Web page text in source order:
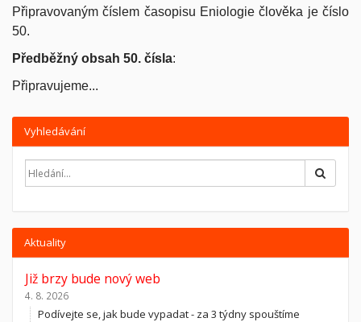
Připravovaným číslem časopisu Eniologie člověka je číslo
50.
Předběžný obsah 50. čísla:
Připravujeme...
Vyhledávání
Aktuality
Již brzy bude nový web
4. 8. 2026
Podívejte se, jak bude vypadat - za 3 týdny spouštíme